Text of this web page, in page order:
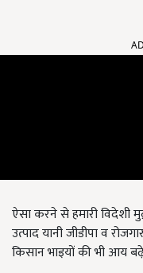
ऐसा करने से हमारी विदेशी
उत्पाद यानी जीडीपा व
किसान भाइयों की भी आय